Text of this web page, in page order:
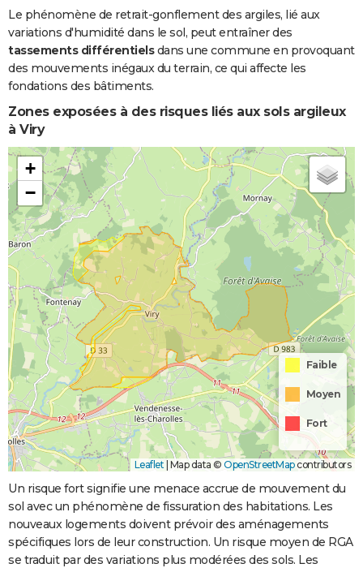
Le phénomène de retrait-gonflement des argiles, lié aux
variations d'humidité dans le sol, peut entraîner des
tassements différentielsdans une commune en provoquant
des mouvements inégaux du terrain, ce qui affecte les
fondations des bâtiments.
Zones exposées à des risques liés aux sols argileux
à Viry
+
−
Faible
Moyen
Fort
Leaflet | Map data © OpenStreetMapcontributors
Un risque fort signifie une menace accrue de mouvement du
sol avec un phénomène de fissuration des habitations. Les
nouveaux logements doivent prévoir des aménagements
spécifiques lors de leur construction. Un risque moyen de RGA
se traduit par des variations plus modérées des sols. Les